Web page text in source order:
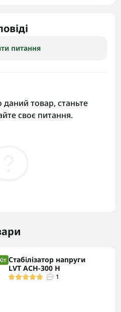
питання
товар, станьте
своє питання.
Стабілізатор напруги
LVT АСН-300 Н
1